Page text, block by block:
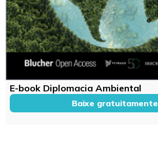
E-book Diplomacia Ambiental
Baixe gratuitamente